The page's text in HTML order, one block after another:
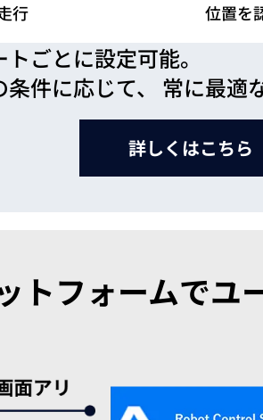
行
位置を
ごとに設定可能。
件に応じて、 常に最適
詳しくはこちら
トフォームでユ